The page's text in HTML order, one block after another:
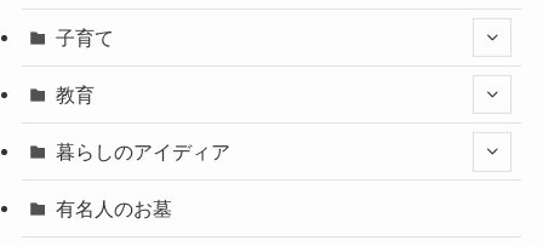
子育て
教育
暮らしのアイディア
有名人のお墓